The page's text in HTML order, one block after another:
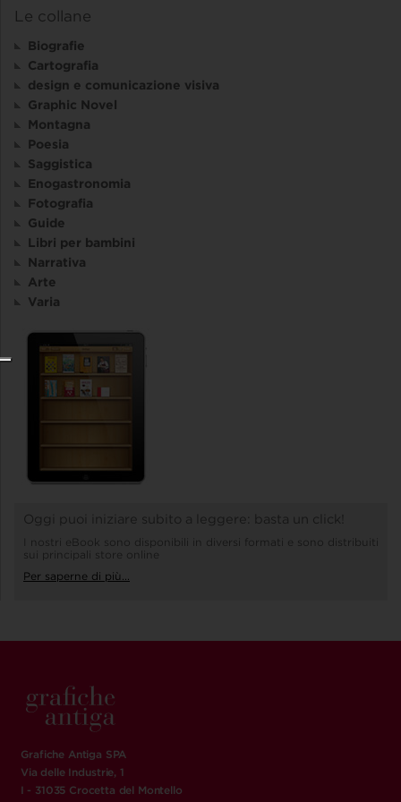
Le collane
Biografie
Cartografia
design e comunicazione visiva
Graphic Novel
Montagna
Poesia
Saggistica
Enogastronomia
Fotografia
Guide
Libri per bambini
Narrativa
Arte
Varia
Oggi puoi iniziare subito a leggere: basta un click!
I nostri eBook sono disponibili in diversi formati e sono distribuiti
sui principali store online
Per saperne di più...
Grafiche Antiga SPA
Via delle Industrie, 1
I - 31035 Crocetta del Montello